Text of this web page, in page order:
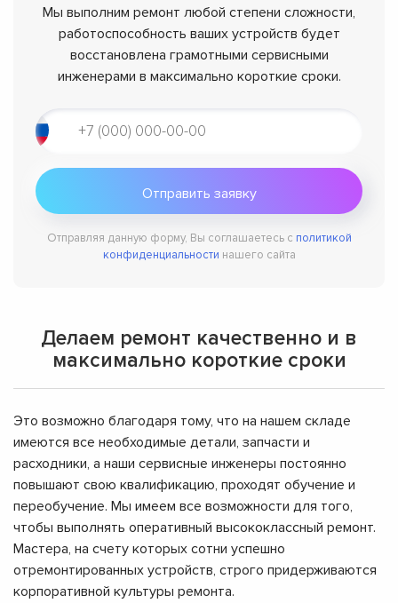
Мы выполним ремонт любой степени сложности,
работоспособность ваших устройств будет
восстановлена грамотными сервисными
инженерами в максимально короткие сроки.
Отправляя данную форму, Вы соглашаетесь с политикой
конфиденциальности нашего сайта
Делаем ремонт качественно и в
максимально короткие сроки
Это возможно благодаря тому, что на нашем складе
имеются все необходимые детали, запчасти и
расходники, а наши сервисные инженеры постоянно
повышают свою квалификацию, проходят обучение и
переобучение. Мы имеем все возможности для того,
чтобы выполнять оперативный высококлассный ремонт.
Мастера, на счету которых сотни успешно
отремонтированных устройств, строго придерживаются
корпоративной культуры ремонта.